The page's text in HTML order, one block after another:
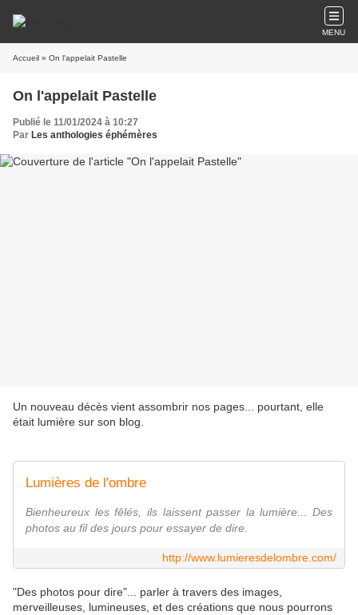
MENU
Accueil » On l'appelait Pastelle
On l'appelait Pastelle
Publié le 11/01/2024 à 10:27
Par Les anthologies éphémères
Un nouveau décès vient assombrir nos pages... pourtant, elle
était lumière sur son blog.
Lumières de l'ombre
Bienheureux les fêlés, ils laissent passer la lumière... Des
photos au fil des jours pour essayer de dire.
http://www.lumieresdelombre.com/
"Des photos pour dire"... parler à travers des images,
merveilleuses, lumineuses, et des créations que nous pourrons